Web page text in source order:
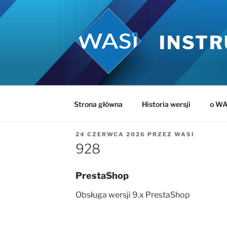
Przejdź
do
Strona główna Historia wersji o
OPUBLIKOWANE
W
24 CZERWCA 2026 PRZEZ WASI
928
PrestaShop
Obsługa wersji 9.x PrestaShop